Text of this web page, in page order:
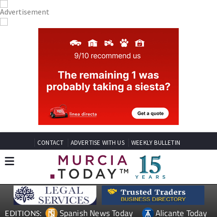
CONTACT ADVERTISE WITH US WEEKLY BULLETIN
EDITIONS: Spanish News Today Alicante Today